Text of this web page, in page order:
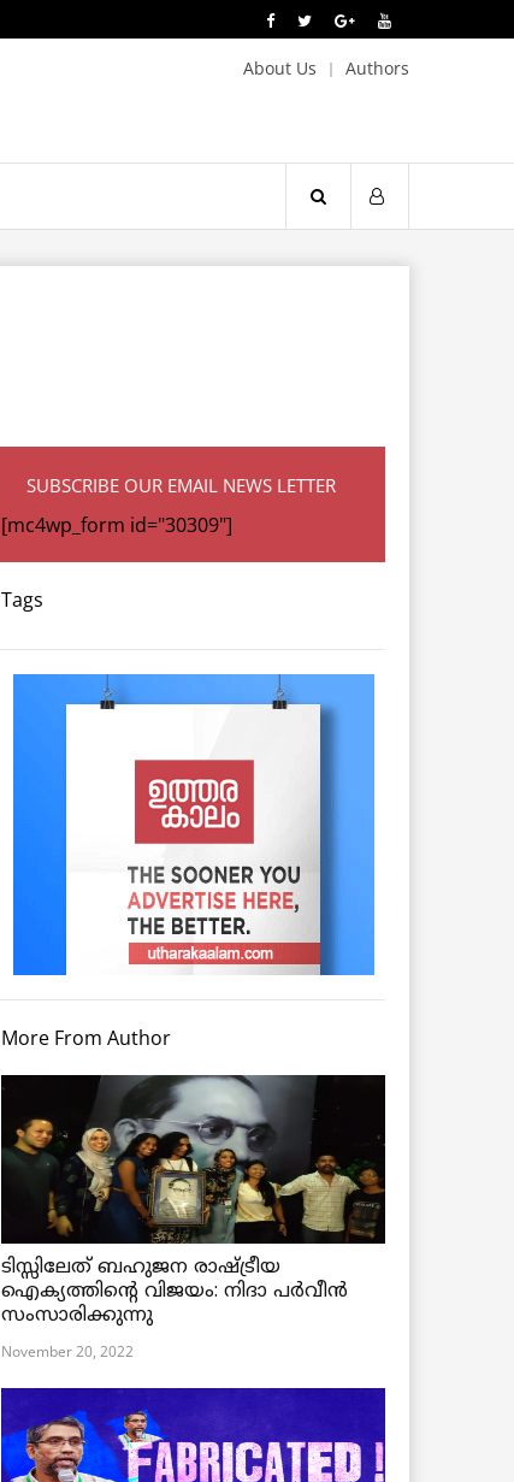
About Us Authors
SUBSCRIBE OUR EMAIL NEWS LETTER
[mc4wp_form id="30309"]
Tags
More From Author
ടിസ്സിലേത് ബഹുജന രാഷ്ട്രീയ
ഐക്യത്തിന്റെ വിജയം: നിദാ പർവീൻ
സംസാരിക്കുന്നു
November 20, 2022